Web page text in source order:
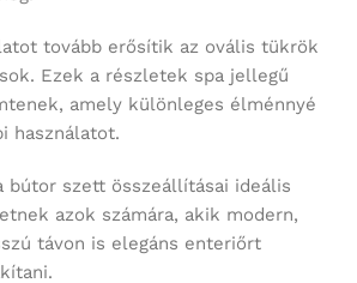
tovább erősítik az ovális tükrök
Ezek a részletek spa jellegű
amely különleges élménnyé
használatot.
bútor szett összeállításai ideális
azok számára, akik modern,
távon is elegáns enteriőrt